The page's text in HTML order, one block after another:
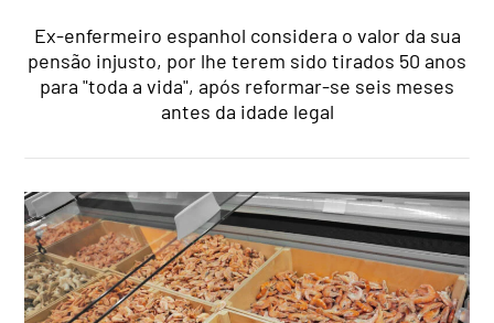
Ex-enfermeiro espanhol considera o valor da sua
pensão injusto, por lhe terem sido tirados 50 anos
para "toda a vida", após reformar-se seis meses
antes da idade legal